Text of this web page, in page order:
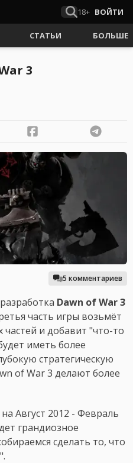
18+ ВОЙТИ
СТАТЬИ БОЛЬШЕ
3
5 комментариев
Dawn of War 3
часть игры возьмёт
и добавит "что-то
иметь более
стратегическую
of War 3 делают более
Август 2012 - Февраль
грандиозное
сделать то, что